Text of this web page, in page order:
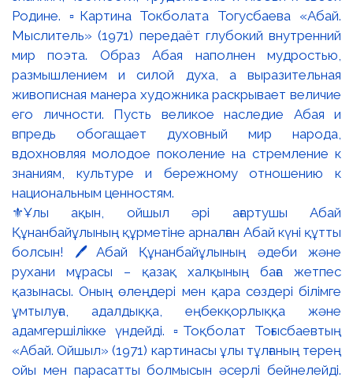
⚜️Ұлы ақын, ойшыл әрі ағартушы Абай
Құнанбайұлының құрметіне арналған Абай күні құтты
болсын! 🖊️Абай Құнанбайұлының әдеби және
рухани мұрасы – қазақ халқының баға жетпес
қазынасы. Оның өлеңдері мен қара сөздері білімге
ұмтылуға, адалдыққа, еңбекқорлыққа және
адамгершілікке үндейді. ▫️Тоқболат Тоғысбаевтың
«Абай. Ойшыл» (1971) картинасы ұлы тұлғаның терең
ойы мен парасатты болмысын әсерлі бейнелейді.